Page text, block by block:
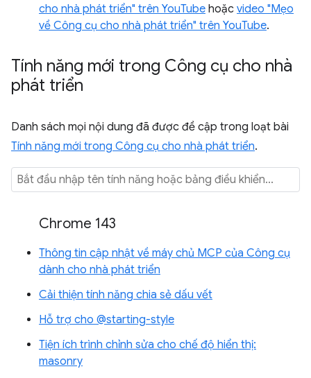
cho nhà phát triển" trên YouTube hoặc video "Mẹo
về Công cụ cho nhà phát triển" trên YouTube.
Tính năng mới trong Công cụ cho nhà
phát triển
Danh sách mọi nội dung đã được đề cập trong loạt bài
Tính năng mới trong Công cụ cho nhà phát triển.
Chrome 143
Thông tin cập nhật về máy chủ MCP của Công cụ
dành cho nhà phát triển
Cải thiện tính năng chia sẻ dấu vết
Hỗ trợ cho @starting-style
Tiện ích trình chỉnh sửa cho chế độ hiển thị:
masonry